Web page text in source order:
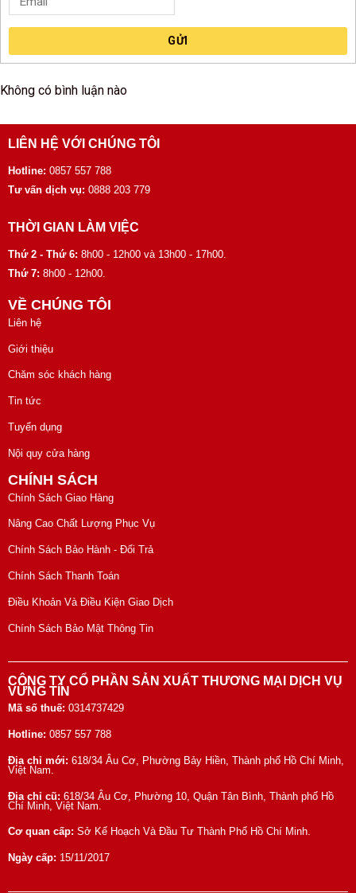
GỬI
Không có bình luận nào
LIÊN HỆ VỚI CHÚNG TÔI
Hotline: 0857 557 788
Tư vấn dịch vụ: 0888 203 779
THỜI GIAN LÀM VIỆC
Thứ 2 - Thứ 6: 8h00 - 12h00 và 13h00 - 17h00.
Thứ 7: 8h00 - 12h00.
VỀ CHÚNG TÔI
Liên hệ
Giới thiệu
Chăm sóc khách hàng
Tin tức
Tuyển dụng
Nội quy cửa hàng
CHÍNH SÁCH
Chính Sách Giao Hàng
Nâng Cao Chất Lượng Phục Vụ
Chính Sách Bảo Hành - Đổi Trả
Chính Sách Thanh Toán
Điều Khoản Và Điều Kiện Giao Dịch
Chính Sách Bảo Mật Thông Tin
CÔNG TY CỔ PHẦN SẢN XUẤT THƯƠNG MẠI DỊCH VỤ
VỮNG TÍN
Mã số thuế: 0314737429
Hotline: 0857 557 788
Địa chỉ mới: 618/34 Âu Cơ, Phường Bảy Hiền, Thành phố Hồ Chí Minh,
Việt Nam.
Địa chỉ cũ: 618/34 Âu Cơ, Phường 10, Quận Tân Bình, Thành phố Hồ
Chí Minh, Việt Nam.
Cơ quan cấp: Sở Kế Hoạch Và Đầu Tư Thành Phố Hồ Chí Minh.
Ngày cấp: 15/11/2017